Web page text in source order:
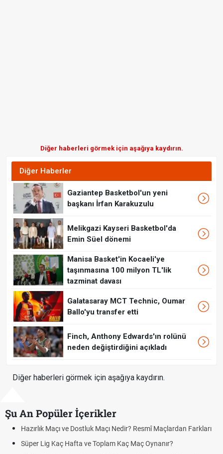
Diğer haberleri görmek için aşağıya kaydırın.
Diğer Haberler
Gaziantep Basketbol'un yeni
başkanı İrfan Karakuzulu
Melikgazi Kayseri Basketbol'da
Emin Süel dönemi
Manisa Basket'in Kocaeli'ye
taşınmasına 100 milyon TL'lik
tazminat davası
Galatasaray MCT Technic, Oumar
Ballo'yu transfer etti
Finch, Anthony Edwards'ın rolünü
neden değiştirdiğini açıkladı
Diğer haberleri görmek için aşağıya kaydırın.
Şu An Popüler İçerikler
Maçı ve Dostluk Maçı Nedir? Resmî Maçlardan Farkları
Lig Kaç Hafta ve Toplam Kaç Maç Oynanır?
Puan